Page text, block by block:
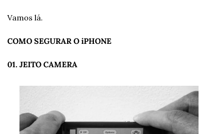
Vamos lá.
COMO SEGURAR O iPHONE
01. JEITO CAMERA